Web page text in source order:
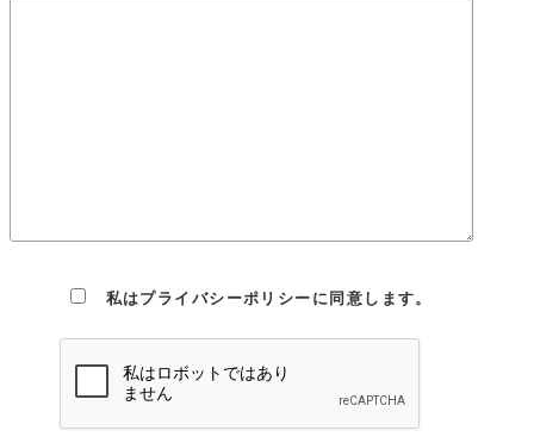
私はプライバシーポリシーに同意します。